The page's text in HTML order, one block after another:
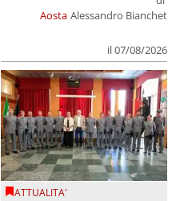
Aosta Alessandro Bianchet
il 07/08/2026
ATTUALITA'